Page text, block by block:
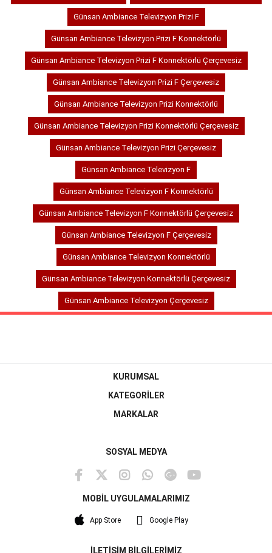
Günsan Ambiance Televizyon Prizi F
Günsan Ambiance Televizyon Prizi F Konnektörlü
Günsan Ambiance Televizyon Prizi F Konnektörlü Çerçevesiz
Günsan Ambiance Televizyon Prizi F Çerçevesiz
Günsan Ambiance Televizyon Prizi Konnektörlü
Günsan Ambiance Televizyon Prizi Konnektörlü Çerçevesiz
Günsan Ambiance Televizyon Prizi Çerçevesiz
Günsan Ambiance Televizyon F
Günsan Ambiance Televizyon F Konnektörlü
Günsan Ambiance Televizyon F Konnektörlü Çerçevesiz
Günsan Ambiance Televizyon F Çerçevesiz
Günsan Ambiance Televizyon Konnektörlü
Günsan Ambiance Televizyon Konnektörlü Çerçevesiz
Günsan Ambiance Televizyon Çerçevesiz
KURUMSAL
KATEGORİLER
MARKALAR
SOSYAL MEDYA
MOBİL UYGULAMALARIMIZ
App Store Google Play
İLETİŞİM BİLGİLERİMİZ